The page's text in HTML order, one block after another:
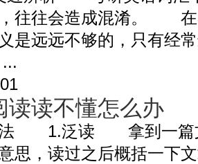
往往会造成混淆。 在
是远远不够的，只有经
读读不懂怎么办
1.泛读 拿到一篇文
思，读过之后概括一下